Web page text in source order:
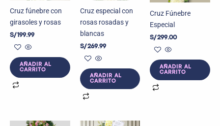
Cruz fúnebre con
girasoles y rosas
S/199.99
AÑADIR AL
CARRITO
Cruz especial con
rosas rosadas y
blancas
S/269.99
AÑADIR AL
CARRITO
Cruz Fúnebre
Especial
S/299.00
AÑADIR AL
CARRITO